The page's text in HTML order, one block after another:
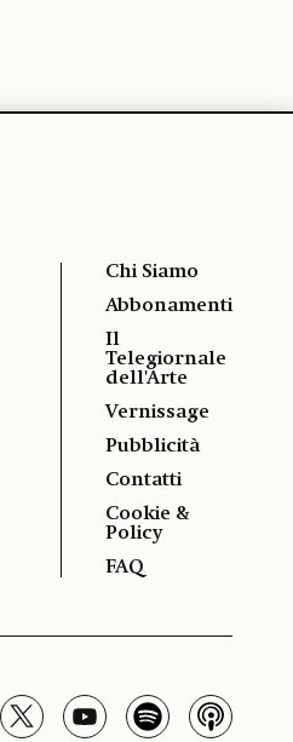
Chi Siamo
Abbonamenti
Il
Telegiornale
dell'Arte
Vernissage
Pubblicità
Contatti
Cookie &
Policy
FAQ